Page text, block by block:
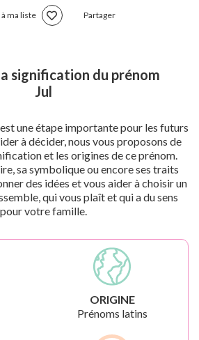
ma liste Partager
signification du prénom
Jul
une étape importante pour les futurs
à décider, nous vous proposons de
et les origines de ce prénom.
sa symbolique ou encore ses traits
des idées et vous aider à choisir un
qui vous plaît et qui a du sens
pour votre famille.
ORIGINE
Prénoms latins